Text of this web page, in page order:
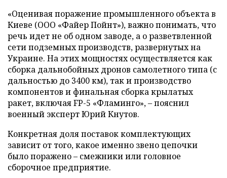
«Оценивая поражение промышленного объекта в
Киеве (ООО «Файер Пойнт»), важно понимать, что
речь идет не об одном заводе, а о разветвленной
сети подземных производств, развернутых на
Украине. На этих мощностях осуществляется как
сборка дальнобойных дронов самолетного типа (с
дальностью до 3400 км), так и производство
компонентов и финальная сборка крылатых
ракет, включая FP-5 «Фламинго», – пояснил
военный эксперт Юрий Кнутов.
Конкретная доля поставок комплектующих
зависит от того, какое именно звено цепочки
было поражено – смежники или головное
сборочное предприятие.